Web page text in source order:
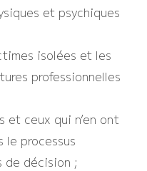
et psychiques
isolées et les
professionnelles
et ceux qui n’en ont
le processus
de décision ;